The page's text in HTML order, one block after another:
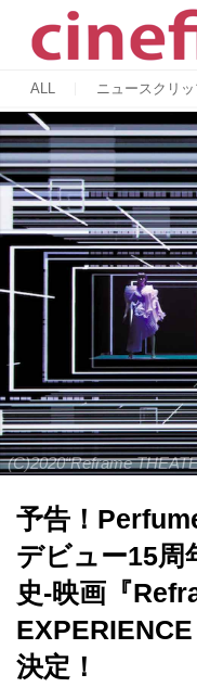
ALL ニュースクリ
予告！
デビュー15周
史-映画『
決定！